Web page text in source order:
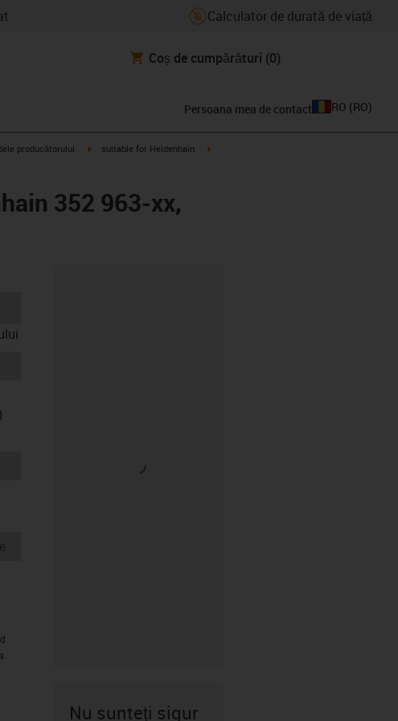
Calculator de durată de viață
Coș de cumpărături (0)
Persoana mea de contact RO (RO)
producătorului igus-icon-arrow-right
suitable for Heidenhain
352 963-xx,
Nu sunteți sigur